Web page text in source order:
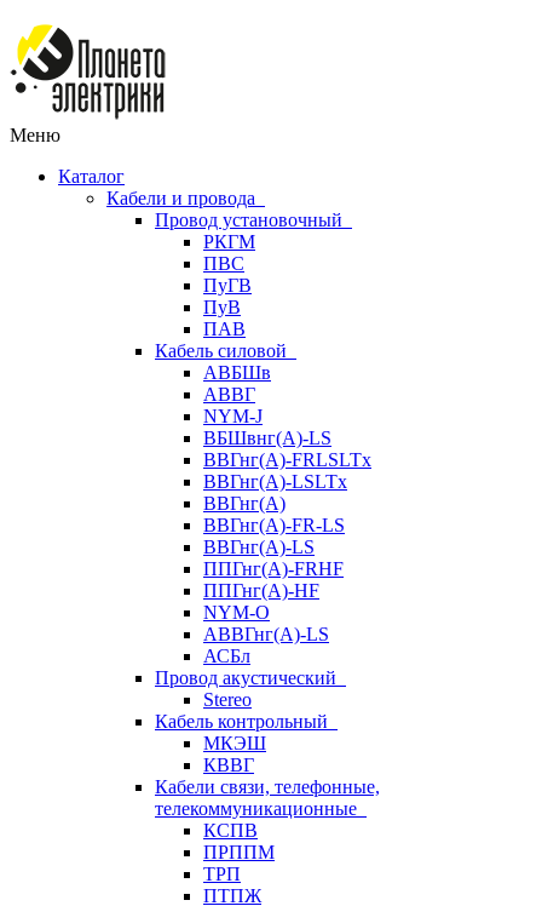
Меню
Каталог
Кабели и провода
Провод установочный
РКГМ
ПВС
ПуГВ
ПуВ
ПАВ
Кабель силовой
АВБШв
АВВГ
NYM-J
ВБШвнг(А)-LS
ВВГнг(A)-FRLSLTx
ВВГнг(A)-LSLTx
ВВГнг(А)
ВВГнг(А)-FR-LS
ВВГнг(А)-LS
ППГнг(А)-FRHF
ППГнг(А)-HF
NYM-O
АВВГнг(А)-LS
АСБл
Провод акустический
Stereo
Кабель контрольный
МКЭШ
КВВГ
Кабели связи, телефонные,
телекоммуникационные
КСПВ
ПРППМ
ТРП
ПТПЖ